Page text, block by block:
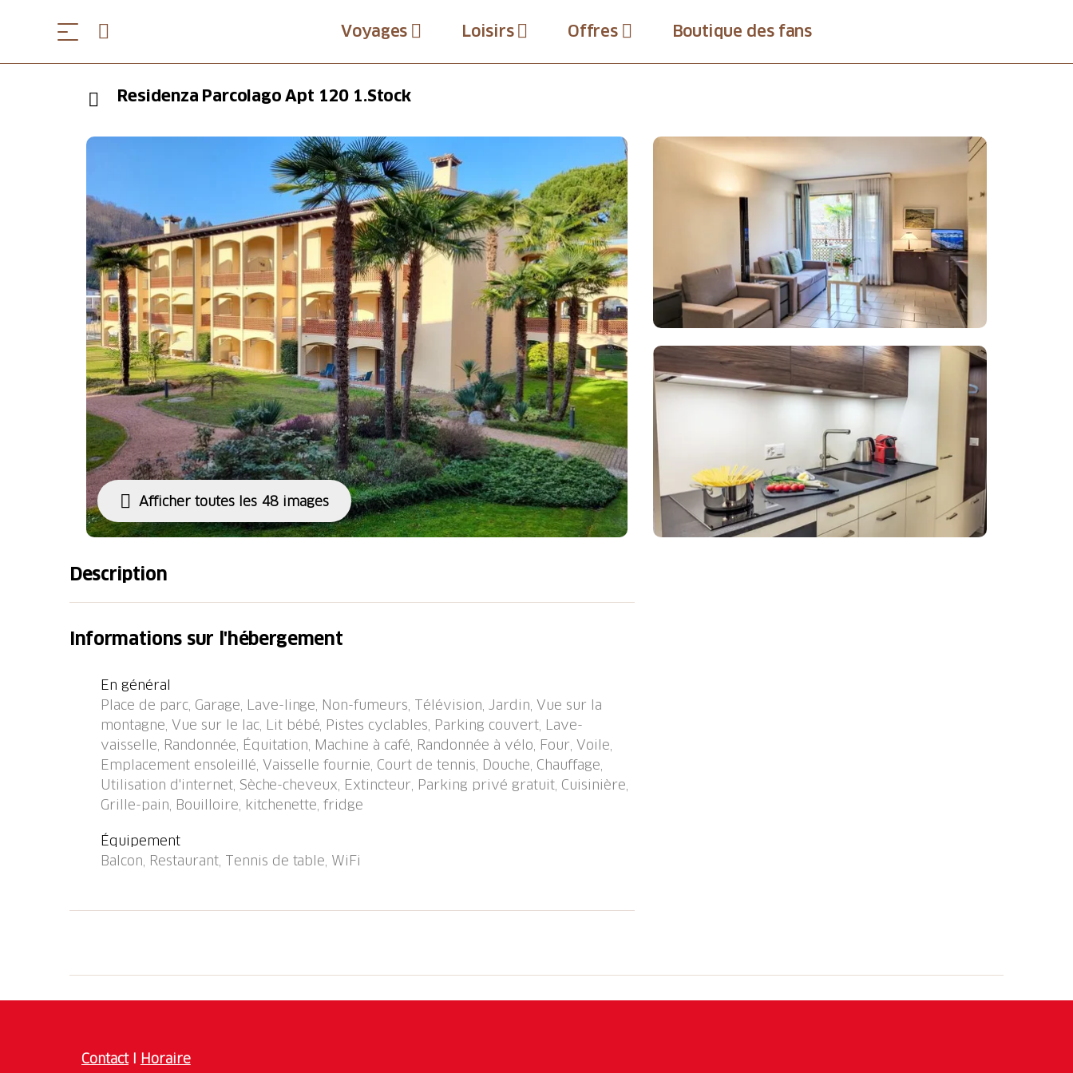
Voyages Loisirs Offres Boutique des fans
Residenza Parcolago Apt 120 1.Stock
Afficher toutes les 48 images
Description
Dans la localité, à 1 km du centre, situation tranquille, ensoleillée, à 50 m du lac, route à
traverser, dans une rue. En commun: parc, pré. Tennis (1 x terre battue) (en sus), ping-
sèche-linge (en commun, en sus). Accès en voiture jusqu'à la maison. Place de parking,
garage en commun près de la maison. Magasins 700 m, restaurant 10 m, centre à 15
minutes à pieds, arrêt de bus "Caslano stazione" 950 m, gare ferroviaire "Caslano
stazione" 950 m, baignade en lac "Lago di Lugano" 50 m, lac Lago di Lugano. Terrain
de golf (18 trous) 2 km, tennis 500 m, golf miniature 1.6 km, chemins de randonnées
pédestres depuis la maison 10 m. Attractions à proximité: Mercato di Ponte Tresa (IT),
Mercato di Luino (IT), Zoo, Magliaso, Swissminmiatur, Melide, Schokoladenfabrik
Alprose, Caslano, Outlet Foxtown, Mendrisio. Les lacs connus sont facilement
accessibles: Lago di Como, Lago Maggiore. Région de randonnées: Monte di Caslano,
Alto Malcantone, Monte Lema - Monte Tamaro. Résidence avec accès direct au lac
et confortables. 1 place de parking comprise dans le prix (attention: hauteur du garage
Informations sur l'hébergement
En général
Place de parc, Garage, Lave-linge, Non-fumeurs, Télévision, Jardin, Vue sur la
montagne, Vue sur le lac, Lit bébé, Pistes cyclables, Parking couvert, Lave-
vaisselle, Randonnée, Équitation, Machine à café, Randonnée à vélo, Four, Voile,
Emplacement ensoleillé, Vaisselle fournie, Court de tennis, Douche, Chauffage,
Utilisation d'internet, Sèche-cheveux, Extincteur, Parking privé gratuit, Cuisinière,
Grille-pain, Bouilloire, kitchenette, fridge
Équipement
Balcon, Restaurant, Tennis de table, WiFi
ContactI Horaire